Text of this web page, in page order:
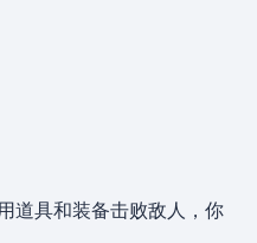
道具和装备击败敌人，你